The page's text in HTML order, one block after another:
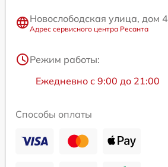
Новослободская улица, дом 4
Адрес сервисного центра Ресанта
Режим работы:
Ежедневно с 9:00 до 21:00
Способы оплаты